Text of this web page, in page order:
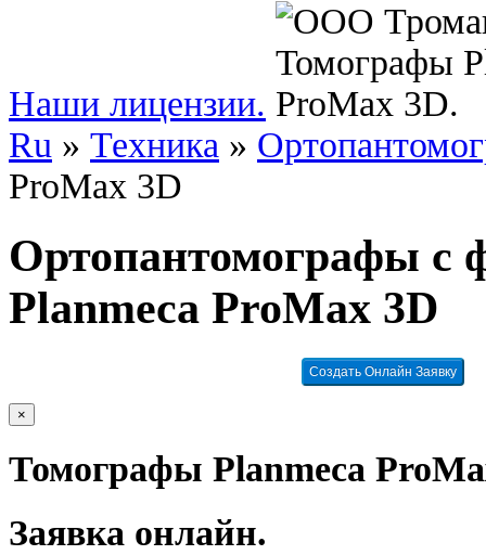
Наши лицензии.
Ru » Техника »
ProMax 3D
Ортопантомографы с
Planmeca ProMax 3D
Создать Онлайн Заявку
×
Томографы Planmeca
Заявка онлайн.